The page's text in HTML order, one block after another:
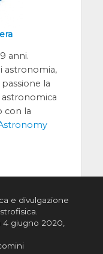
anni.
astronomia,
la
astronomica
con la
e divulgazione
giugno 2020,